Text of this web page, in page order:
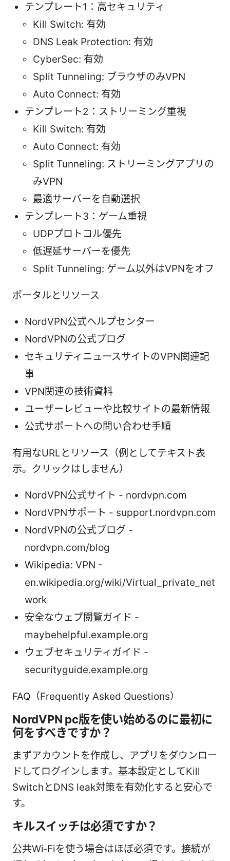
テンプレート1：高セキュリティ
Kill Switch: 有効
DNS Leak Protection: 有効
CyberSec: 有効
Split Tunneling: ブラウザのみVPN
Auto Connect: 有効
テンプレート2：ストリーミング重視
Kill Switch: 有効
Auto Connect: 有効
Split Tunneling: ストリーミングアプリの
みVPN
最適サーバーを自動選択
テンプレート3：ゲーム重視
UDPプロトコル優先
低遅延サーバーを優先
Split Tunneling: ゲーム以外はVPNをオフ
ポータルとリソース
NordVPN公式ヘルプセンター
NordVPNの公式ブログ
セキュリティニュースサイトのVPN関連記
事
VPN関連の技術資料
ユーザーレビューや比較サイトの最新情報
公式サポートへの問い合わせ手順
有用なURLとリソース（例としてテキスト表
示。クリックはしません）
NordVPN公式サイト - nordvpn.com
NordVPNサポート - support.nordvpn.com
NordVPNの公式ブログ -
nordvpn.com/blog
Wikipedia: VPN -
en.wikipedia.org/wiki/Virtual_private_net
work
安全なウェブ閲覧ガイド -
maybehelpful.example.org
ウェブセキュリティガイド -
securityguide.example.org
FAQ（Frequently Asked Questions）
NordVPN pc版を使い始めるのに最初に
何をすべきですか？
まずアカウントを作成し、アプリをダウンロー
ドしてログインします。基本設定としてKill
SwitchとDNS leak対策を有効化すると安心で
す。
キルスイッチは必須ですか？
公共Wi‑Fiを使う場合はほぼ必須です。接続が